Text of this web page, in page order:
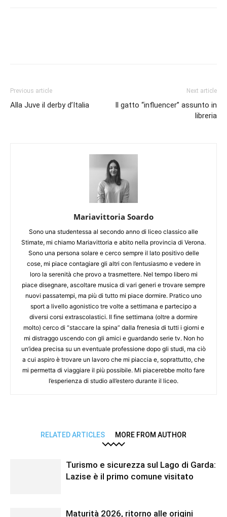
Previous article
Alla Juve il derby d’Italia
Next article
Il gatto “influencer” assunto in
libreria
Mariavittoria Soardo
Sono una studentessa al secondo anno di liceo classico alle
Stimate, mi chiamo Mariavittoria e abito nella provincia di Verona.
Sono una persona solare e cerco sempre il lato positivo delle
cose, mi piace contagiare gli altri con l’entusiasmo e vedere in
loro la serenità che provo a trasmettere. Nel tempo libero mi
piace disegnare, ascoltare musica di vari generi e trovare sempre
nuovi passatempi, ma più di tutto mi piace dormire. Pratico uno
sport a livello agonistico tre volte a settimana e partecipo a
diversi corsi extrascolastici. Il fine settimana (oltre a dormire
molto) cerco di “staccare la spina” dalla frenesia di tutti i giorni e
mi distraggo uscendo con gli amici e guardando serie tv. Non ho
un’idea precisa su un eventuale professione dopo gli studi, ma ciò
a cui aspiro è trovare un lavoro che mi piaccia e, soprattutto, che
mi permetta di viaggiare il più possibile. Mi piacerebbe molto fare
l’esperienza di studio all’estero durante il liceo.
RELATED ARTICLES MORE FROM AUTHOR
Turismo e sicurezza sul Lago di Garda:
Lazise è il primo comune visitato
Maturità 2026, ritorno alle origini